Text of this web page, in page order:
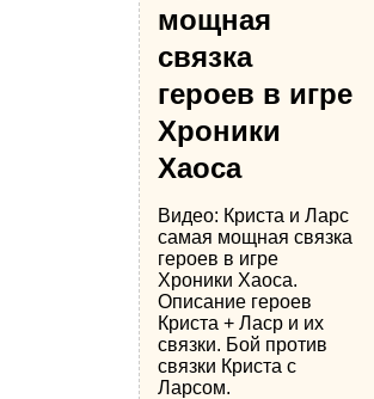
мощная
связка
героев в игре
Хроники
Хаоса
Видео: Криста и Ларс
самая мощная связка
героев в игре
Хроники Хаоса.
Описание героев
Криста + Ласр и их
связки. Бой против
связки Криста с
Ларсом.